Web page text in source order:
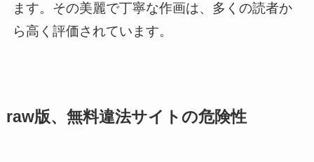
ます。その美麗で丁寧な作画は、多くの読者か
ら高く評価されています。
raw版、無料違法サイトの危険性